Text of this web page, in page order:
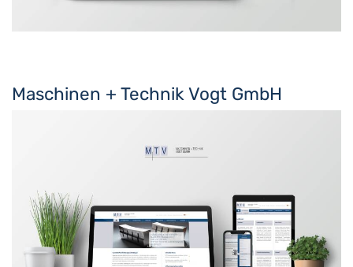
Maschinen + Technik Vogt GmbH